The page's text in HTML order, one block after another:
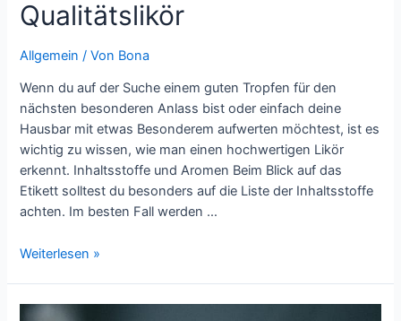
Qualitätslikör
Allgemein / Von Bona
Wenn du auf der Suche einem guten Tropfen für den
nächsten besonderen Anlass bist oder einfach deine
Hausbar mit etwas Besonderem aufwerten möchtest, ist es
wichtig zu wissen, wie man einen hochwertigen Likör
erkennt. Inhaltsstoffe und Aromen Beim Blick auf das
Etikett solltest du besonders auf die Liste der Inhaltsstoffe
achten. Im besten Fall werden …
So
Weiterlesen »